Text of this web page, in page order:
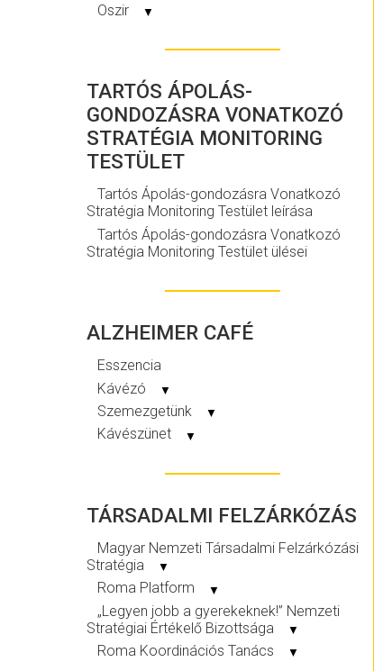
Oszir ▼
TARTÓS ÁPOLÁS-
GONDOZÁSRA VONATKOZÓ
STRATÉGIA MONITORING
TESTÜLET
Tartós Ápolás-gondozásra Vonatkozó
Stratégia Monitoring Testület leírása
Tartós Ápolás-gondozásra Vonatkozó
Stratégia Monitoring Testület ülései
ALZHEIMER CAFÉ
Esszencia
Kávézó
▼
Szemezgetünk ▼
Kávészünet ▼
TÁRSADALMI FELZÁRKÓZÁS
Magyar Nemzeti Társadalmi Felzárkózási
Stratégia
▼
Roma Platform ▼
„Legyen jobb a gyerekeknek!” Nemzeti
Stratégiai Értékelő Bizottsága
▼
Roma Koordinációs Tanács ▼